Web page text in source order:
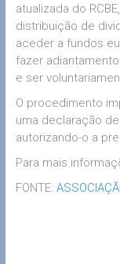
atualizada do
distribuição de
aceder a fundos
fazer
e ser
O procedimento
uma declaração
autorizando-o a
Para mais
FONTE: